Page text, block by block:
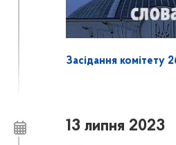
Засідання комітету
13 липня 2023